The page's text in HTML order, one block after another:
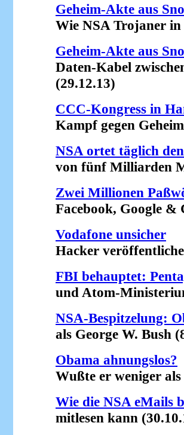
Geheim-Akte aus
Wie NSA Trojaner in
Geheim-Akte aus
Daten-Kabel
(29.12.13)
CCC-Kongress in
Kampf gegen
NSA ortet täglich
von fünf Milliarden
Zwei Millionen
Facebook, Google &
Vodafone unsicher
Hacker
FBI behauptet:
und Atom-
NSA-Bespitzelung:
als George W. Bush
Obama ahnungslos?
Wußte er weniger als
Wie die NSA eMails
mitlesen kann